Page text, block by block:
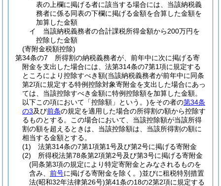
表の上欄に掲げる者に該当する場合には、当該納税義
務者に係る同表の下欄に掲げる金額を合算した金額を
加算した金額
イ
当該納税義務者の合計課税所得金額から200万円を
控除した金額
(寄附金税額控除)
第34条の7
所得割の納税義務者が、前年中に次に掲げる寄
附金を支出した場合には、法第314条の7第1項に規定する
ところにより控除すべき額(当該納税義務者が前年中に同条
第2項に規定する特例控除対象寄附金を支出した場合にあっ
ては、当該控除すべき金額に特例控除額を加算した金額。
以下この項において「控除額」という。)をその者の第34条
の3及び前条の規定を適用した場合の所得割の額から控除す
るものとする。
この場合において、当該控除額が当該所得
割の額を超えるときは、当該控除額は、当該所得割の額に
相当する金額とする。
(1)
法第314条の7第1項第1号及び第2号に掲げる寄附金
(2)
所得税法第78条第2項第2号及び第3号に掲げる寄附金
(同条第3項の規定により特定寄附金とみなされるものを
含み、 前号に掲げる寄附金を除く。)並びに租税特別措置
法(昭和32年法律第26号)第41条の18の2第2項に規定する